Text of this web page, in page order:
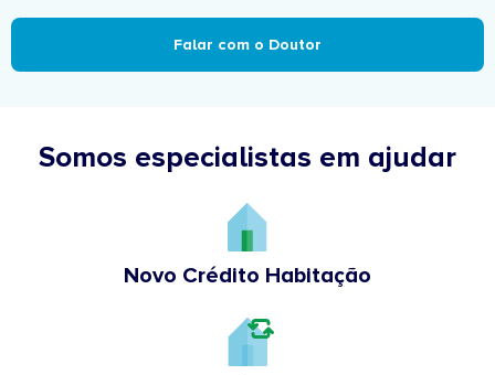
Falar com o Doutor
Somos especialistas em ajudar
Novo Crédito Habitação